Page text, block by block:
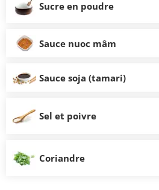
Sucre en poudre
Sauce nuoc mâm
Sauce soja (tamari)
Sel et poivre
Coriandre